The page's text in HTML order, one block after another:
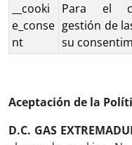
__cooki
e_conse
nt
Para el
gestión de
su
Aceptación de la
D.C. GAS